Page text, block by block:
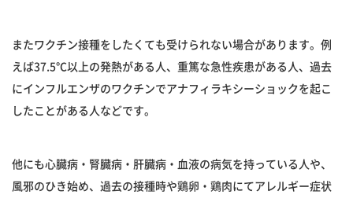
またワクチン接種をしたくても受けられない場合があります。例
えば37.5℃以上の発熱がある人、重篤な急性疾患がある人、過去
にインフルエンザのワクチンでアナフィラキシーショックを起こ
したことがある人などです。
他にも心臓病・腎臓病・肝臓病・血液の病気を持っている人や、
風邪のひき始め、過去の接種時や鶏卵・鶏肉にてアレルギー症状